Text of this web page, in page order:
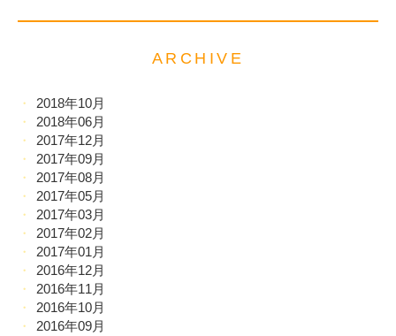
ARCHIVE
2018年10月
2018年06月
2017年12月
2017年09月
2017年08月
2017年05月
2017年03月
2017年02月
2017年01月
2016年12月
2016年11月
2016年10月
2016年09月